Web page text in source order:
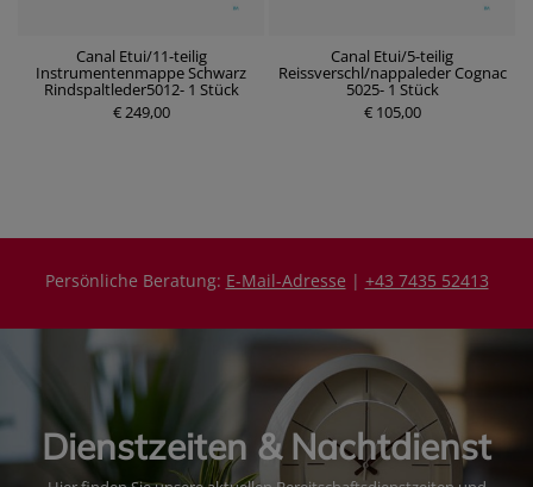
Canal Etui/11-teilig
Instrumentenmappe Schwarz
Rindspaltleder5012- 1 Stück
€ 249,00
Canal Etui/5-teilig
Reissverschl/nappaleder Cognac
5025- 1 Stück
€ 105,00
P
P
Persönliche Beratung: E-Mail-Adresse | +43 7435 52413
Dienstzeiten & Nachtdienst